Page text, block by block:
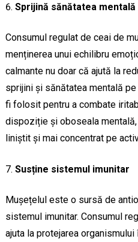
Sprijină sănătatea
Consumul regulat de ceai de
menținerea unui echilibru
calmante nu doar că ajută la
sprijini și sănătatea mentală
fi folosit pentru a combate
dispoziție și oboseala
liniștit și mai concentrat pe
Susține sistemul imunitar
Mușețelul este o sursă de
sistemul imunitar. Consumul
ajuta la protejarea